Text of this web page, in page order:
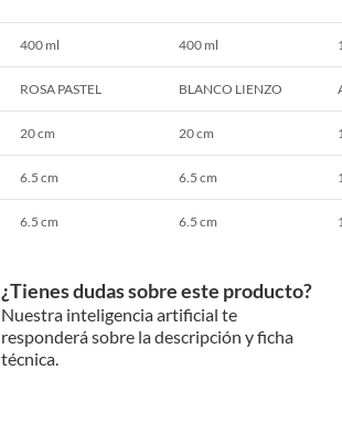
400 ml 400 ml
ROSA PASTEL BLANCO LIENZO
20 cm 20 cm
6.5 cm 6.5 cm
6.5 cm 6.5 cm
¿Tienes dudas sobre este producto?
Nuestra inteligencia artificial te
responderá sobre la descripción y ficha
técnica.